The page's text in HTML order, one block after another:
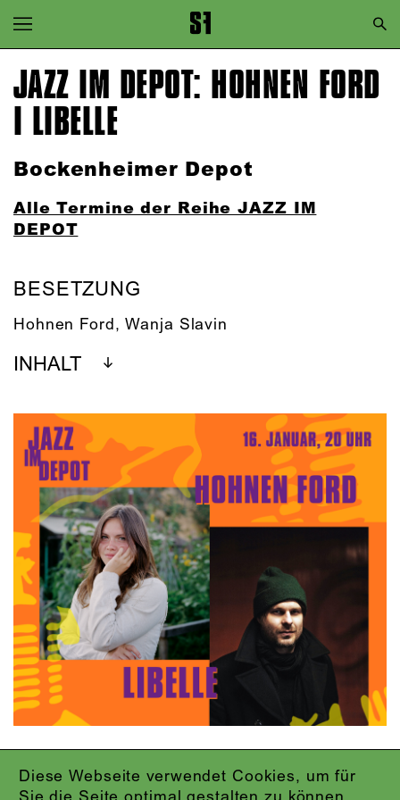
Zur Hauptnavigation springen
Zum Hauptinhalt springen
Zum Footer springen
Diese Webseite verwendet Cookies, um für
JAZZ IM DEPOT: HOHNEN FORD
I LIBELLE
Bockenheimer Depot
Alle Termine der Reihe JAZZ IM
DEPOT
BESETZUNG
Hohnen Ford,Wanja Slavin
INHALT
IMPRESSUM